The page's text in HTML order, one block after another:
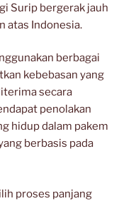
Surip bergerak jauh
atas Indonesia.
berbagai
kebebasan yang
secara
penolakan
hidup dalam pakem
berbasis pada
proses panjang